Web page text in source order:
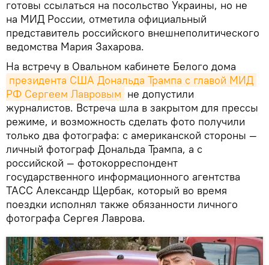
готовы ссылаться на посольство Украины, но не
на МИД России, отметила официальный
представитель российского внешнеполитического
ведомства Мария Захарова.
На встречу в Овальном кабинете Белого дома
президента США Дональда Трампа с главой МИД
РФ Сергеем Лавровым не допустили
журналистов. Встреча шла в закрытом для прессы
режиме, и возможность сделать фото получили
только два фотографа: с американской стороны —
личный фотограф Дональда Трампа, а с
российской — фотокорреспондент
государственного информационного агентства
ТАСС Александр Щербак, который во время
поездки исполнял также обязанности личного
фотографа Сергея Лаврова.